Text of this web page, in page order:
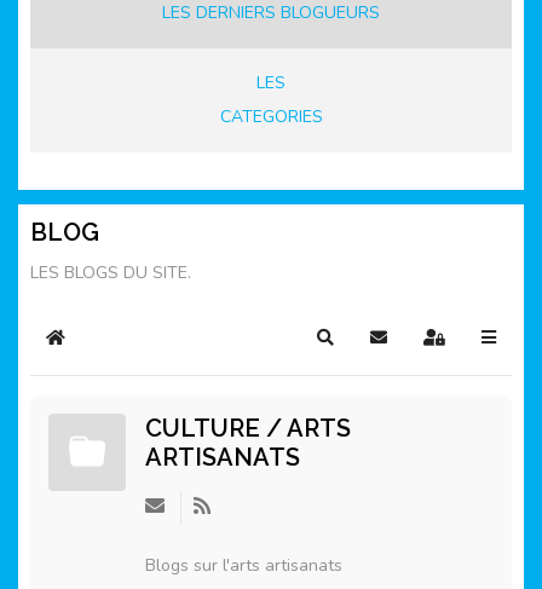
LES DERNIERS BLOGUEURS
LES
CATEGORIES
BLOG
LES BLOGS DU SITE.
Home RechercherS'abonner au blog
Sign In
CULTURE / ARTS
ARTISANATS
Blogs sur l'arts artisanats